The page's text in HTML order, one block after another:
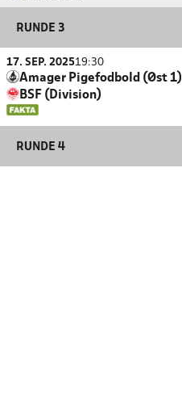
RUNDE 3
17. SEP. 202519:30
Amager Pigefodbold (Øst 1)
BSF (Division)
RUNDE 4